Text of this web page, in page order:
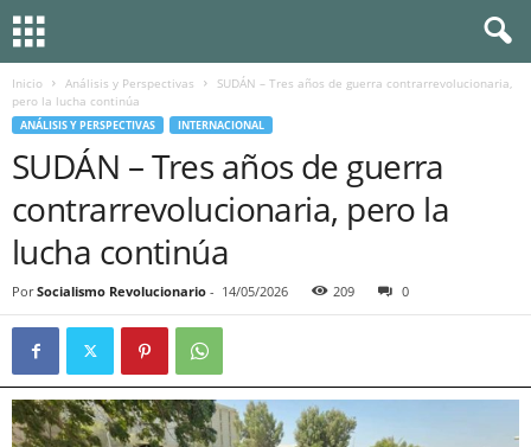
Inicio Análisis y Perspectivas
SUDÁN – Tres años de guerra contrarrevolucionaria,
pero la lucha continúa
ANÁLISIS Y PERSPECTIVAS INTERNACIONAL
SUDÁN – Tres años de guerra
contrarrevolucionaria, pero la
lucha continúa
Por Socialismo Revolucionario - 14/05/2026 209 0